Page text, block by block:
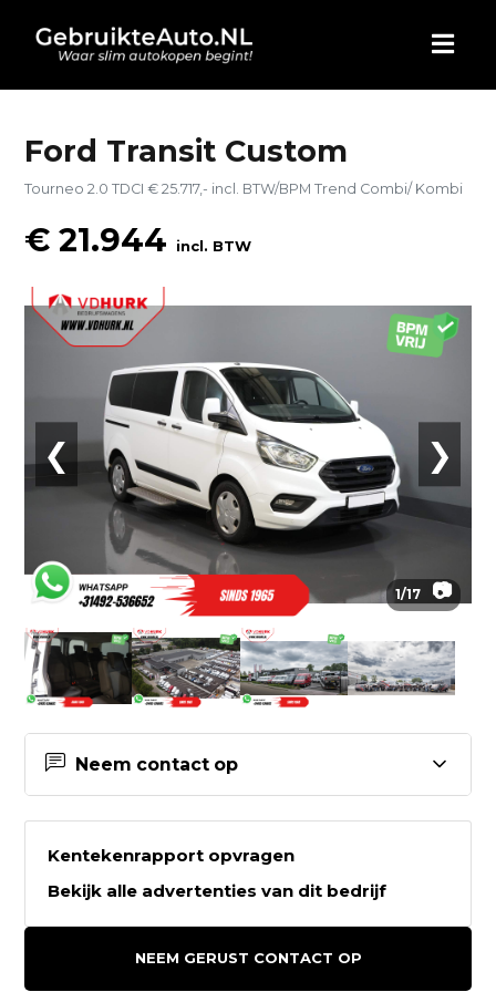
HOME
AUTO KOPEN
BLOG
WIE ZIJN WIJ
CONTACT
Ford Transit Custom
Tourneo 2.0 TDCI € 25.717,- incl. BTW/BPM Trend Combi/ Kombi
€ 21.944 incl. BTW
❮ ❯
1/17 📷
Neem contact op
Contactgegevens Van den Hurk
Bedrijfswagens B.V.
Kentekenrapport opvragen
Bekijk alle advertenties van dit bedrijf
NEEM GERUST CONTACT OP